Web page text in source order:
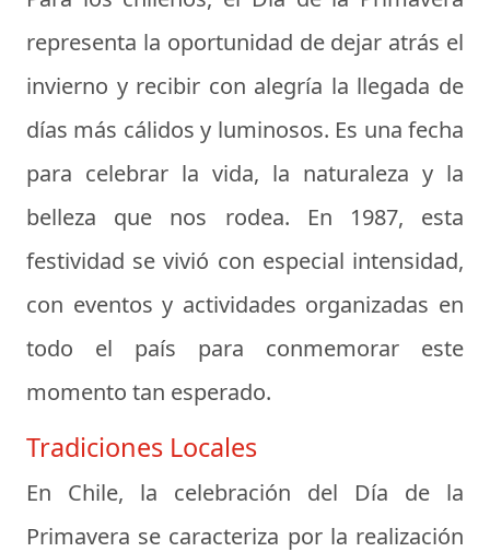
representa la oportunidad de dejar atrás el
invierno y recibir con alegría la llegada de
días más cálidos y luminosos. Es una fecha
para celebrar la vida, la naturaleza y la
belleza que nos rodea. En 1987, esta
festividad se vivió con especial intensidad,
con eventos y actividades organizadas en
todo el país para conmemorar este
momento tan esperado.
Tradiciones Locales
En Chile, la celebración del Día de la
Primavera se caracteriza por la realización